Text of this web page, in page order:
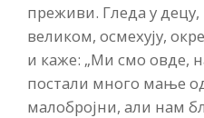
преживи. Гледа у децу,
великом, осмехују,
и каже: „Ми смо овде,
постали много мање
малобројни, али нам